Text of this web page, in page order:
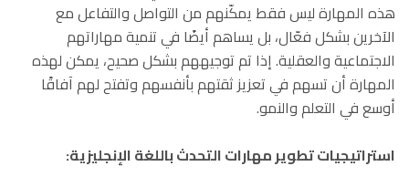
هذه المهارة ليس فقط يمكّنهم من التواصل والتفاعل مع
الآخرين بشكل فعّال، بل يساهم أيضًا في تنمية مهاراتهم
الاجتماعية والعقلية. إذا تم توجيههم بشكل صحيح، يمكن لهذه
المهارة أن تسهم في تعزيز ثقتهم بأنفسهم وتفتح لهم آفاقًا
أوسع في التعلم والنمو.
استراتيجيات تطوير مهارات التحدث باللغة الإنجليزية: